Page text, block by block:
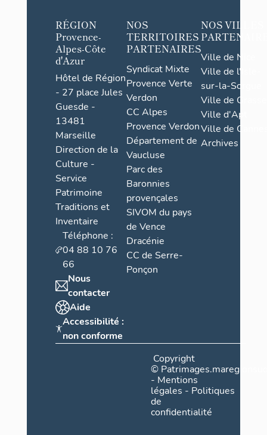
RÉGION
Provence-
Alpes-Côte
d'Azur
Hôtel de Région
- 27 place Jules
Guesde -
13481
Marseille
Direction de la
Culture -
Service
Patrimoine
Traditions et
Inventaire
Téléphone :
04 88 10 76
66
Nous
contacter
Aide
Accessibilité :
non conforme
NOS
TERRITOIRES
PARTENAIRES
Syndicat Mixte
Provence Verte
Verdon
CC Alpes
Provence Verdon
Département de
Vaucluse
Parc des
Baronnies
provençales
SIVOM du pays
de Vence
Dracénie
CC de Serre-
Ponçon
NOS VILLES
Ville de Nice
Ville de l'Isle-
sur-la-Sorgue
Ville de Grasse
Ville d'Apt
Ville de
Archives
Copyright
©
- Mentions
légales - Politiques
de
confidentialité